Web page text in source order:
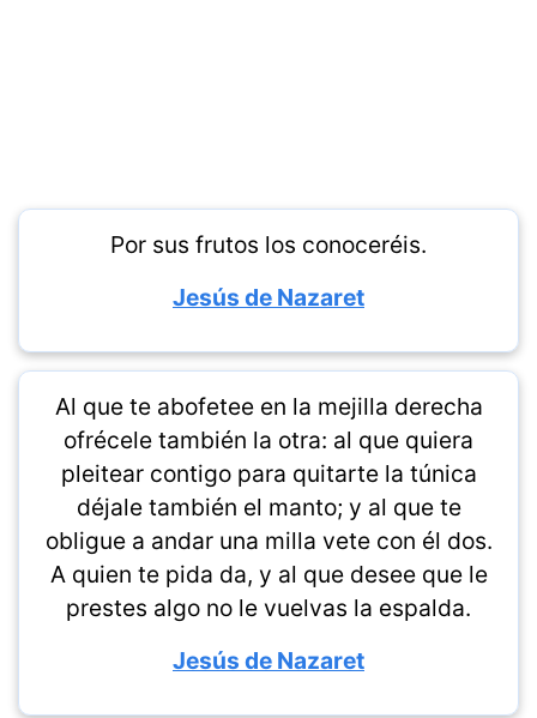
Por sus frutos los conoceréis.
Jesús de Nazaret
Al que te abofetee en la mejilla derecha
ofrécele también la otra: al que quiera
pleitear contigo para quitarte la túnica
déjale también el manto; y al que te
obligue a andar una milla vete con él dos.
A quien te pida da, y al que desee que le
prestes algo no le vuelvas la espalda.
Jesús de Nazaret